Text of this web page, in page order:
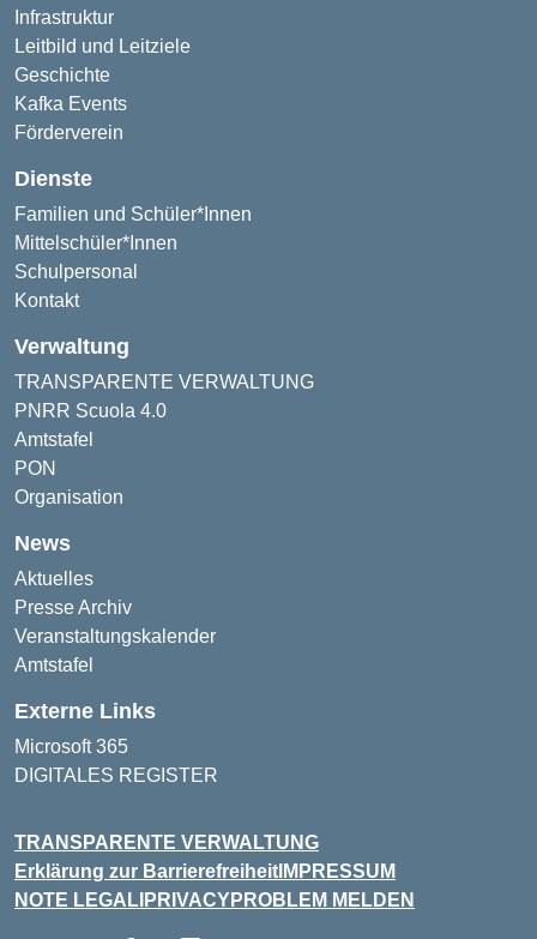
Infrastruktur
Leitbild und Leitziele
Geschichte
Kafka Events
Förderverein
Dienste
Familien und Schüler*Innen
Mittelschüler*Innen
Schulpersonal
Kontakt
Verwaltung
TRANSPARENTE VERWALTUNG
PNRR Scuola 4.0
Amtstafel
PON
Organisation
News
Aktuelles
Presse Archiv
Veranstaltungskalender
Amtstafel
Externe Links
Microsoft 365
DIGITALES REGISTER
TRANSPARENTE VERWALTUNG
Erklärung zur Barrierefreiheit IMPRESSUM
NOTE LEGALI PRIVACYPROBLEM MELDEN